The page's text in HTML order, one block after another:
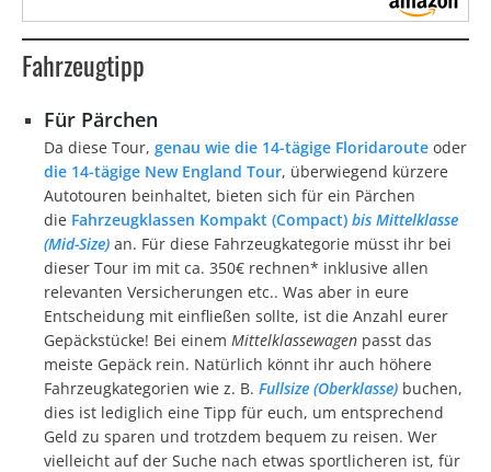
Fahrzeugtipp
Für Pärchen
Da diese Tour, genau wie die 14-tägige Floridaroute oder
die 14-tägige New England Tour, überwiegend kürzere
Autotouren beinhaltet, bieten sich für ein Pärchen
die Fahrzeugklassen Kompakt (Compact) bis Mittelklasse
(Mid-Size) an. Für diese Fahrzeugkategorie müsst ihr bei
dieser Tour im mit ca. 350€ rechnen* inklusive allen
relevanten Versicherungen etc.. Was aber in eure
Entscheidung mit einfließen sollte, ist die Anzahl eurer
Gepäckstücke! Bei einem Mittelklassewagen passt das
meiste Gepäck rein. Natürlich könnt ihr auch höhere
Fahrzeugkategorien wie z. B. Fullsize (Oberklasse) buchen,
dies ist lediglich eine Tipp für euch, um entsprechend
Geld zu sparen und trotzdem bequem zu reisen. Wer
vielleicht auf der Suche nach etwas sportlicheren ist, für